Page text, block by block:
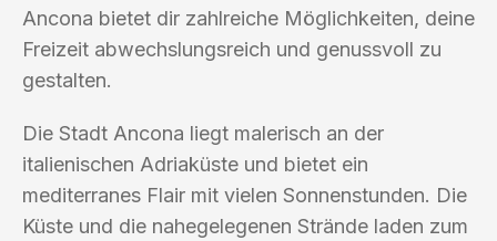
Ancona bietet dir zahlreiche Möglichkeiten, deine
Freizeit abwechslungsreich und genussvoll zu
gestalten.
Die Stadt Ancona liegt malerisch an der
italienischen Adriaküste und bietet ein
mediterranes Flair mit vielen Sonnenstunden. Die
Küste und die nahegelegenen Strände laden zum